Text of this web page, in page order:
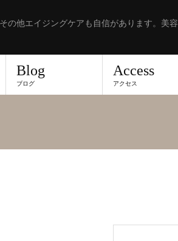
の他エイジングケアも自信があります。美容
Blog
ブログ
Access
アクセス